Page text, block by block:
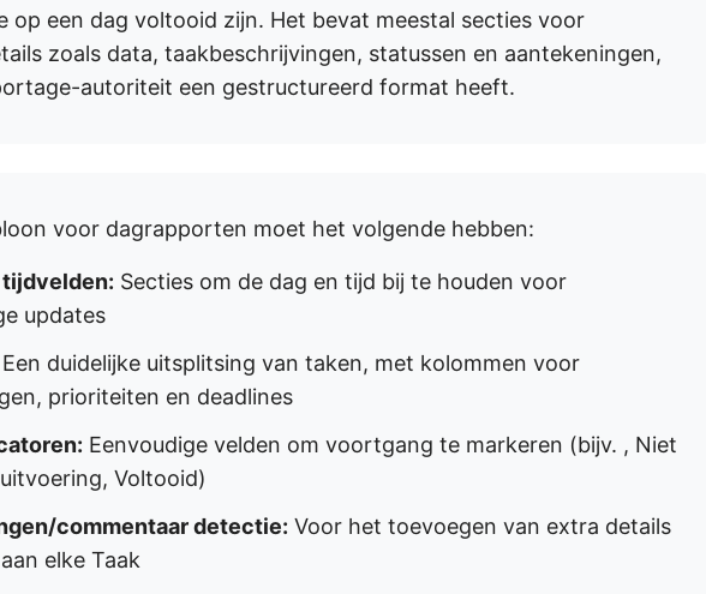
op een dag voltooid zijn. Het bevat meestal secties voor
zoals data, taakbeschrijvingen, statussen en aantekeningen,
autoriteit een gestructureerd format heeft.
voor dagrapporten moet het volgende hebben:
Secties om de dag en tijd bij te houden voor
updates
Een duidelijke uitsplitsing van taken, met kolommen voor
prioriteiten en deadlines
Eenvoudige velden om voortgang te markeren (bijv. , Niet
Voltooid)
commentaar detectie: Voor het toevoegen van extra details
elke Taak